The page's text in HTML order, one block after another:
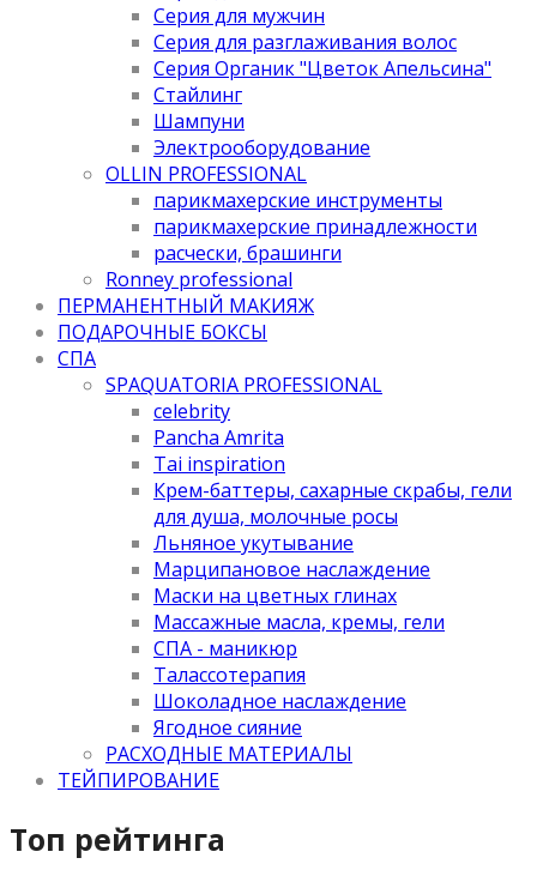
Серия для мужчин
Серия для разглаживания волос
Серия Органик "Цветок Апельсина"
Стайлинг
Шампуни
Электрооборудование
OLLIN PROFESSIONAL
парикмахерские инструменты
парикмахерские принадлежности
расчески, брашинги
Ronney professional
ПЕРМАНЕНТНЫЙ МАКИЯЖ
ПОДАРОЧНЫЕ БОКСЫ
СПА
SPAQUATORIA PROFESSIONAL
celebrity
Pancha Amrita
Tai inspiration
Крем-баттеры, сахарные скрабы, гели
для душа, молочные росы
Льняное укутывание
Марципановое наслаждение
Маски на цветных глинах
Массажные масла, кремы, гели
СПА - маникюр
Талассотерапия
Шоколадное наслаждение
Ягодное сияние
РАСХОДНЫЕ МАТЕРИАЛЫ
ТЕЙПИРОВАНИЕ
Топ рейтинга